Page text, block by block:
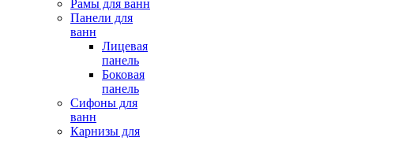
Рамы для ванн
Панели для
ванн
Лицевая
панель
Боковая
панель
Сифоны для
ванн
Карнизы для